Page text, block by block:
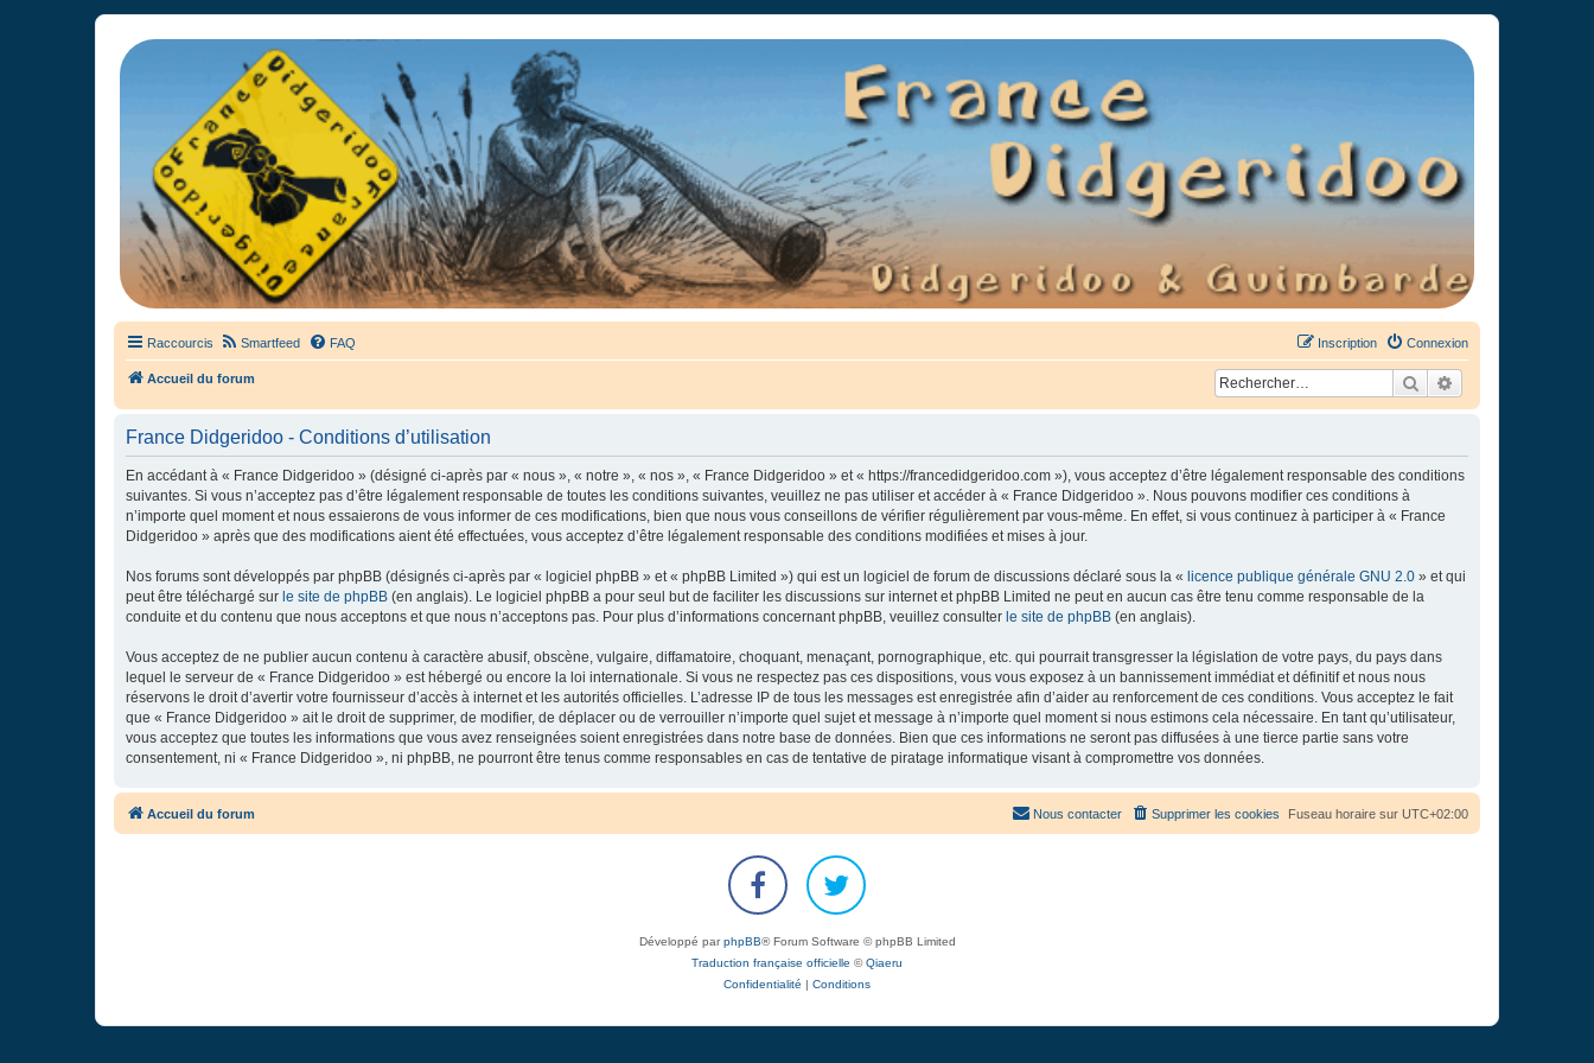
France Didgeridoo
Didgeridoo et Guimbarde sur France Didgeridoo - retrouvez la communauté.
Raccourcis Smartfeed FAQ Connexion
Inscription
Accueil du forum Rechercher
France Didgeridoo - Conditions d’utilisation
En accédant à « France Didgeridoo » (désigné ci-après par « nous », « notre », « nos », « France Didgeridoo » et « https://francedidgeridoo.com »), vous acceptez d’être légalement responsable des conditions
suivantes. Si vous n’acceptez pas d’être légalement responsable de toutes les conditions suivantes, veuillez ne pas utiliser et accéder à « France Didgeridoo ». Nous pouvons modifier ces conditions à
n’importe quel moment et nous essaierons de vous informer de ces modifications, bien que nous vous conseillons de vérifier régulièrement par vous-même. En effet, si vous continuez à participer à « France
Didgeridoo » après que des modifications aient été effectuées, vous acceptez d’être légalement responsable des conditions modifiées et mises à jour.
Nos forums sont développés par phpBB (désignés ci-après par « logiciel phpBB » et « phpBB Limited ») qui est un logiciel de forum de discussions déclaré sous la « licence publique générale GNU 2.0 » et qui
peut être téléchargé sur le site de phpBB (en anglais). Le logiciel phpBB a pour seul but de faciliter les discussions sur internet et phpBB Limited ne peut en aucun cas être tenu comme responsable de la
conduite et du contenu que nous acceptons et que nous n’acceptons pas. Pour plus d’informations concernant phpBB, veuillez consulter le site de phpBB (en anglais).
Vous acceptez de ne publier aucun contenu à caractère abusif, obscène, vulgaire, diffamatoire, choquant, menaçant, pornographique, etc. qui pourrait transgresser la législation de votre pays, du pays dans
lequel le serveur de « France Didgeridoo » est hébergé ou encore la loi internationale. Si vous ne respectez pas ces dispositions, vous vous exposez à un bannissement immédiat et définitif et nous nous
réservons le droit d’avertir votre fournisseur d’accès à internet et les autorités officielles. L’adresse IP de tous les messages est enregistrée afin d’aider au renforcement de ces conditions. Vous acceptez le fait
que « France Didgeridoo » ait le droit de supprimer, de modifier, de déplacer ou de verrouiller n’importe quel sujet et message à n’importe quel moment si nous estimons cela nécessaire. En tant qu’utilisateur,
vous acceptez que toutes les informations que vous avez renseignées soient enregistrées dans notre base de données. Bien que ces informations ne seront pas diffusées à une tierce partie sans votre
consentement, ni « France Didgeridoo », ni phpBB, ne pourront être tenus comme responsables en cas de tentative de piratage informatique visant à compromettre vos données.
Accueil du forum Fuseau horaire sur UTC+02:00
Supprimer les cookies
Nous contacter
Développé parphpBB® Forum Software © phpBB Limited
Traduction française officielle ©Qiaeru
Confidentialité | Conditions